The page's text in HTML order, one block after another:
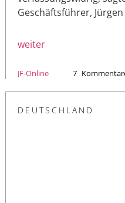
Geschäftsführer, Jürgen
weiter
JF-Online 7
DEUTSCHLAND